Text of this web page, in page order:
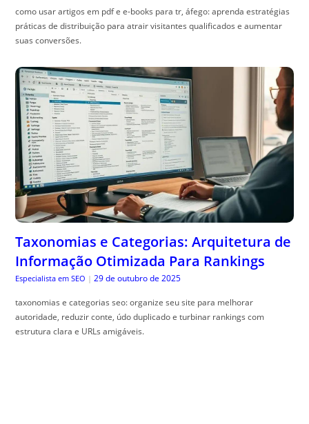
Taxonomias e Categorias: Arquitetura de
Informação Otimizada Para Rankings
Especialista em SEO | 29 de outubro de 2025
taxonomias e categorias seo: organize seu site para melhorar
estrutura clara e URLs amigáveis.